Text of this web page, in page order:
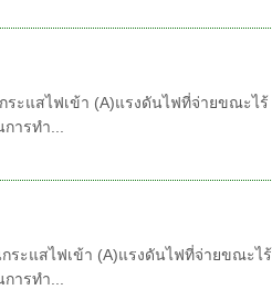
ระแสไฟเข้า (A)แรงดันไฟที่จ่ายขณะไร้
ารทำ...
ระแสไฟเข้า (A)แรงดันไฟที่จ่ายขณะไร้
ารทำ...